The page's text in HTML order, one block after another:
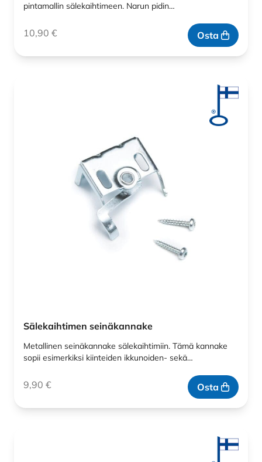
pintamallin sälekaihtimeen. Narun pidin…
10,90 € Osta
Sälekaihtimen seinäkannake
Metallinen seinäkannake sälekaihtimiin. Tämä kannake
sopii esimerkiksi kiinteiden ikkunoiden- sekä…
9,90 € Osta